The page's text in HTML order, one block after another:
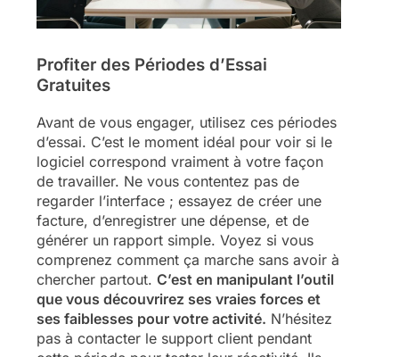
Profiter des Périodes d’Essai
Gratuites
Avant de vous engager, utilisez ces périodes
d’essai. C’est le moment idéal pour voir si le
logiciel correspond vraiment à votre façon
de travailler. Ne vous contentez pas de
regarder l’interface ; essayez de créer une
facture, d’enregistrer une dépense, et de
générer un rapport simple. Voyez si vous
comprenez comment ça marche sans avoir à
chercher partout. C’est en manipulant l’outil
que vous découvrirez ses vraies forces et
ses faiblesses pour votre activité. N’hésitez
pas à contacter le support client pendant